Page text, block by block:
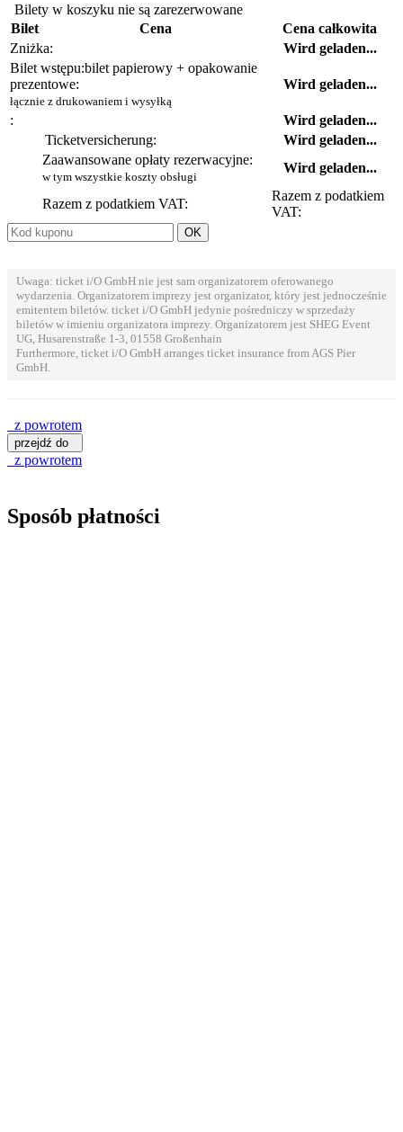
Bilety w koszyku nie są zarezerwowane
Bilet
Cena
Cena całkowita
Zniżka:
Wird geladen...
Bilet wstępu:bilet papierowy + opakowanie
prezentowe:
łącznie z drukowaniem i wysyłką
Wird geladen...
:
Wird geladen...
Ticketversicherung:
Wird geladen...
Zaawansowane opłaty rezerwacyjne:
w tym wszystkie koszty obsługi
Wird geladen...
Razem z podatkiem VAT:
Razem z podatkiem
VAT:
Uwaga: ticket i/O GmbH nie jest sam organizatorem oferowanego
wydarzenia. Organizatorem imprezy jest organizator, który jest jednocześnie
emitentem biletów. ticket i/O GmbH jedynie pośredniczy w sprzedaży
biletów w imieniu organizatora imprezy. Organizatorem jest SHEG Event
UG, Husarenstraße 1-3, 01558 Großenhain
Furthermore, ticket i/O GmbH arranges ticket insurance from AGS Pier
GmbH.
z powrotem
przejdź do
z powrotem
Sposób płatności